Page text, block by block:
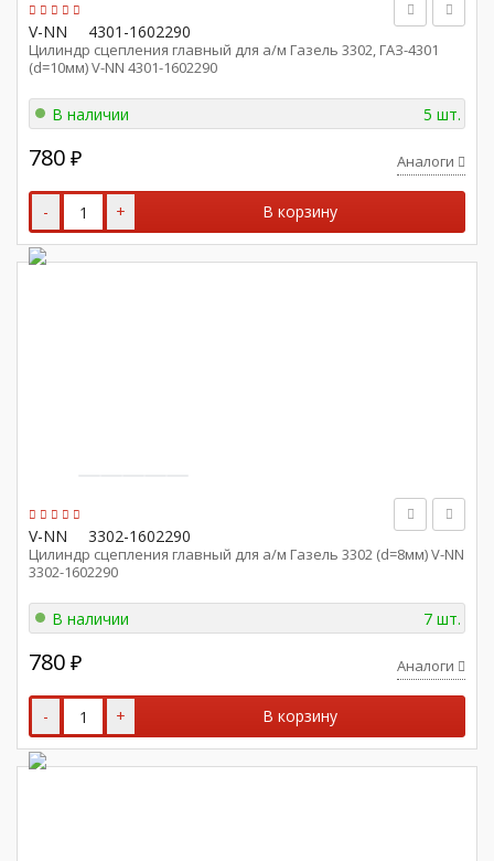
V-NN 4301-1602290
Цилиндр сцепления главный для а/м Газель 3302, ГАЗ-4301
(d=10мм) V-NN 4301-1602290
В наличии 5 шт.
780 ₽ Аналоги
- + В корзину
V-NN 3302-1602290
Цилиндр сцепления главный для а/м Газель 3302 (d=8мм) V-NN
3302-1602290
В наличии 7 шт.
780 ₽ Аналоги
- + В корзину